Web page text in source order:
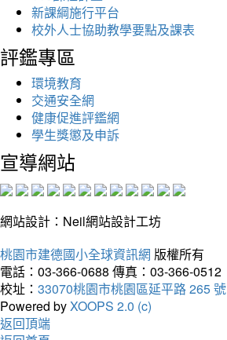
新課綱施行平台
校外人士協助教學要點及課表
評鑑專區
環境教育
交通安全網
健康促進評鑑網
學生獎懲及申訴
宣導網站
網站設計：Neil網站設計工坊
桃園市建德國小全球資訊網 版權所有
電話：03-366-0688 傳真：03-366-0512
校址： 33070桃園市桃園區延平路 265 號
Powered byXOOPS 2.0 (c)
返回頂端